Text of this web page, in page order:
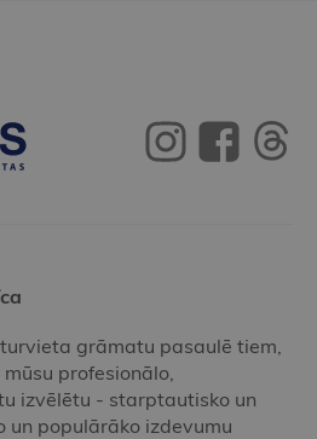
grāmatu pasaulē tiem,
profesionālo,
izvēlētu - starptautisko un
un populārāko izdevumu